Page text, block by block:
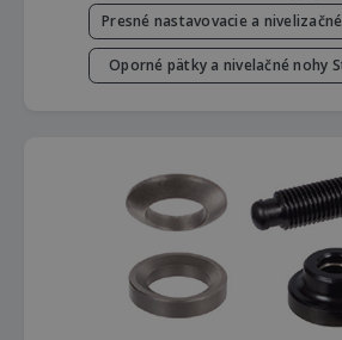
Oporné pätky a nivelačné nohy